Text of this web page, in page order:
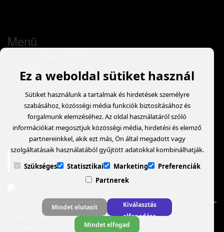
Menü
ONLINE VITARENDEZÉS
Kövess minket
Facebook
A Vándormozi
© Kad Colors SRL, J05/1054/2003, CUI: 15664333
Ez a weboldal sütiket használ
Sütiket használunk a tartalmak és hirdetések személyre
szabásához, közösségi média funkciók biztosításához és
forgalmunk elemzéséhez. Az oldal használatáról szóló
információkat megosztjuk közösségi média, hirdetési és elemző
partnereinkkel, akik ezt más, Ön által megadott vagy
szolgáltatásaik használatából gyűjtött adatokkal kombinálhatják.
Szükséges
Statisztikai Marketing
Preferenciák
Partnerek
Mindet elutasít
Kiválasztás
elfogadása
Mindet elfogad